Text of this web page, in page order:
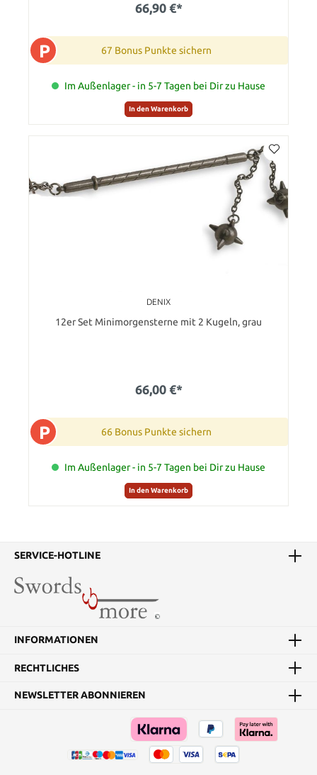
66,90 €*
P 67 Bonus Punkte sichern
Im Außenlager - in 5-7 Tagen bei Dir zu Hause
In den Warenkorb
DENIX
12er Set Minimorgensterne mit 2 Kugeln, grau
66,00 €*
P 66 Bonus Punkte sichern
Im Außenlager - in 5-7 Tagen bei Dir zu Hause
In den Warenkorb
SERVICE-HOTLINE
INFORMATIONEN
RECHTLICHES
NEWSLETTER ABONNIEREN